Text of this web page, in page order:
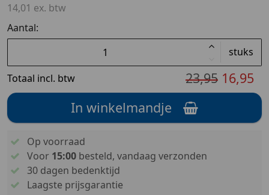
14,01 ex. btw
Aantal:
stuks
Totaal incl. btw 23,95 16,95
In winkelmandje
Op voorraad
Voor 15:00besteld, vandaag verzonden
30 dagen bedenktijd
Laagste prijsgarantie